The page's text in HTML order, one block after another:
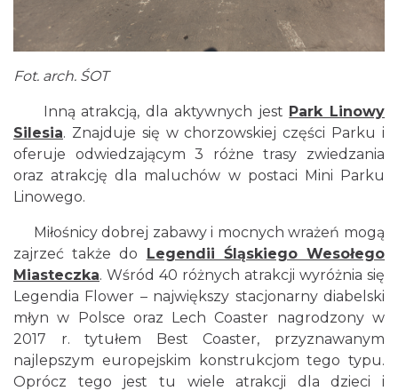
Fot. arch. ŚOT
Inną atrakcją, dla aktywnych jest Park Linowy
Silesia. Znajduje się w chorzowskiej części Parku i
oferuje odwiedzającym 3 różne trasy zwiedzania
oraz atrakcję dla maluchów w postaci Mini Parku
Linowego.
Miłośnicy dobrej zabawy i mocnych wrażeń mogą
zajrzeć także do Legendii Śląskiego Wesołego
Miasteczka. Wśród 40 różnych atrakcji wyróżnia się
Legendia Flower – największy stacjonarny diabelski
młyn w Polsce oraz Lech Coaster nagrodzony w
2017 r. tytułem Best Coaster, przyznawanym
najlepszym europejskim konstrukcjom tego typu.
Oprócz tego jest tu wiele atrakcji dla dzieci i